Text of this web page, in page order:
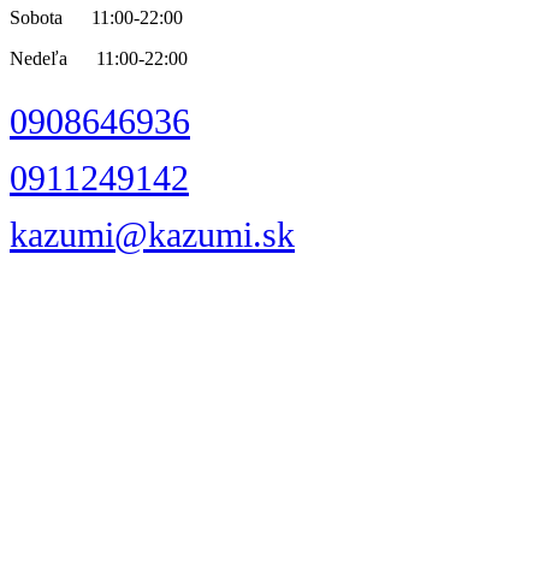
Sobota 11:00-22:00
Nedeľa 11:00-22:00
0908646936
0911249142
kazumi@kazumi.sk